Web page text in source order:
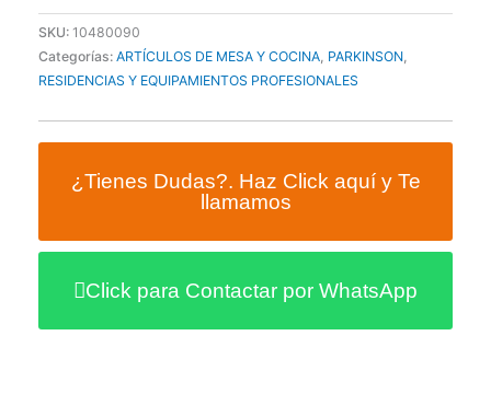
SKU: 10480090
Categorías: ARTÍCULOS DE MESA Y COCINA PARKINSON
RESIDENCIAS Y EQUIPAMIENTOS PROFESIONALES
¿Tienes Dudas?. Haz Click aquí y Te
llamamos
Click para Contactar por WhatsApp